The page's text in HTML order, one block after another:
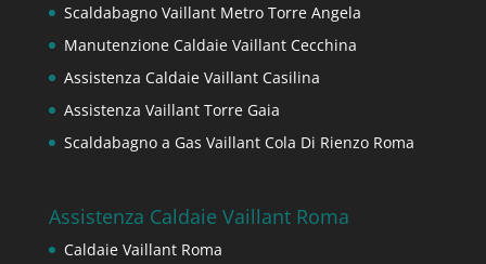
Scaldabagno Vaillant Metro Torre Angela
Manutenzione Caldaie Vaillant Cecchina
Assistenza Caldaie Vaillant Casilina
Assistenza Vaillant Torre Gaia
Scaldabagno a Gas Vaillant Cola Di Rienzo Roma
Assistenza Caldaie Vaillant Roma
Caldaie Vaillant Roma